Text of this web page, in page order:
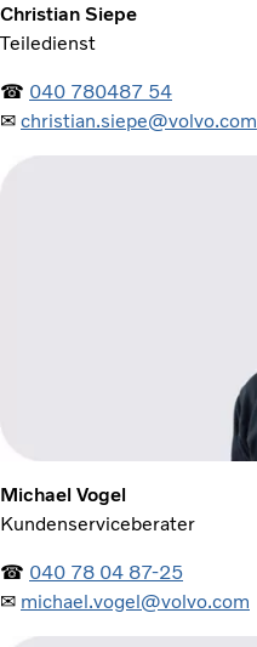
Christian Siepe
Teiledienst
☎ 040 780487 54
✉ christian.siepe@volvo.com
Michael Vogel
Kundenserviceberater
☎ 040 78 04 87-25
✉ michael.vogel@volvo.com